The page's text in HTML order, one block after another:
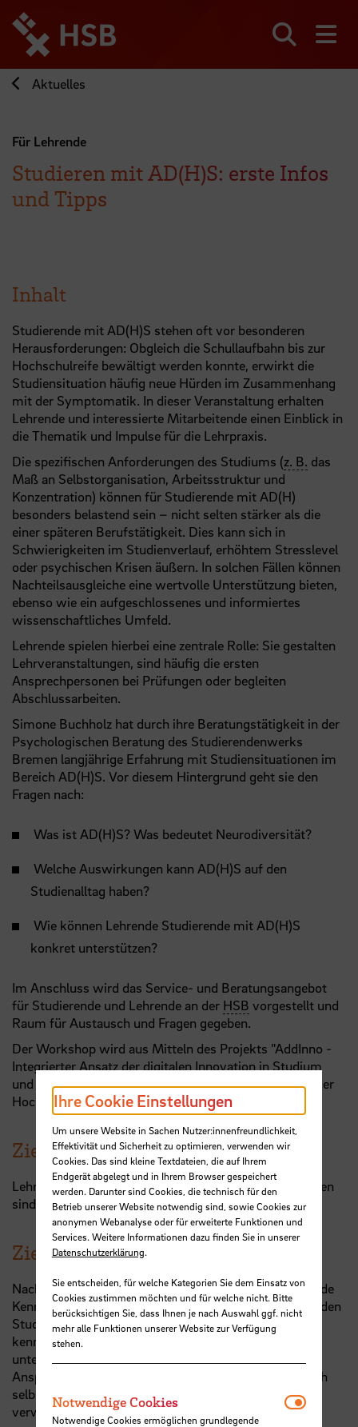
zum
Seiteninhalt
springen
Aktuelles
Für Lehrende
Studieren mit AD(H)S: erste Infos
und Tipps
Inhalt
Studierende mit AD(H)S stehen oft vor besonderen
Herausforderungen: Obgleich die Schullaufbahn bis zur
Hochschulreife bewältigt werden konnte, erwirkt die
Studiensituation häufig neue Hürden im Zusammenhang
mit der Symptomatik. In dieser Veranstaltung erhalten
Lehrende und interessierte Mitarbeitende einen Einblick in
die Thematik und Impulse für die Lehrpraxis.
Die spezifischen Anforderungen des Studiums (z. B. das
Maß an Selbstorganisation, Arbeitsstruktur und
Konzentration) können für Studierende mit AD(H)
besonders belastend sein – nicht selten stärker als die
einer späteren Berufstätigkeit. Dies kann sich in
Schwierigkeiten im Studienverlauf, erhöhtem Stresslevel
oder psychischen Krisen äußern. In solchen Fällen können
Nachteilsausgleiche eine wertvolle Unterstützung bieten,
ebenso wie ein aufgeschlossenes und informiertes
wissenschaftliches Umfeld.
Lehrende spielen hierbei eine zentrale Rolle: Sie gestalten
Lehrveranstaltungen, sind häufig die ersten
Ansprechpersonen bei Prüfungen oder begleiten
Abschlussarbeiten.
Simone Buchholz hat durch ihre Beratungstätigkeit in der
Psychologischen Beratung des Studierendenwerks
Bremen langjährige Erfahrung mit Studiensituationen im
Bereich AD(H)S. Vor diesem Hintergrund geht sie den
Fragen nach:
Was ist AD(H)S? Was bedeutet Neurodiversität?
Welche Auswirkungen kann AD(H)S auf den
Studienalltag haben?
Wie können Lehrende Studierende mit AD(H)S
konkret unterstützen?
Im Anschluss wird das Service- und Beratungsangebot
für Studierende und Lehrende an der HSB vorgestellt und
Raum für Austausch und Fragen gegeben.
Der Workshop wird aus Mitteln des Projekts "AddInno -
Integrierter Ansatz der digitalen Innovation in Studium
und Lehre" (gefördert von der "Stiftung Innovation in der
Hochschullehre") finanziert.
Zielgruppe
Lehrende aller Fakultäten. Interessierte Mitarbeiter:innen
sind herzlich willkommen.
Zielsetzung
Nach dem Workshop haben Teilnehmende grundlegende
Kenntnisse zu AD(H)S und können Auswirkungen auf den
Studienalltag einschätzen. Sie haben Strategien
kennengelernt, durch die sie Studierende mit AD(H)S
unterstützen können und wissen, an welche
Ansprechpartner:innen und Beratungsangebote sie sich
selbst wenden oder die betroffenen Studierenden
verweisen können.
Ihre Cookie Einstellungen
Um unsere Website in Sachen Nutzer:innenfreundlichkeit,
Effektivität und Sicherheit zu optimieren, verwenden wir
Cookies. Das sind kleine Textdateien, die auf Ihrem
Endgerät abgelegt und in Ihrem Browser gespeichert
werden. Darunter sind Cookies, die technisch für den
Betrieb unserer Website notwendig sind, sowie Cookies zur
anonymen Webanalyse oder für erweiterte Funktionen und
Services. Weitere Informationen dazu finden Sie in unserer
Datenschutzerklärung.
Sie entscheiden, für welche Kategorien Sie dem Einsatz von
Cookies zustimmen möchten und für welche nicht. Bitte
berücksichtigen Sie, dass Ihnen je nach Auswahl ggf. nicht
mehr alle Funktionen unserer Website zur Verfügung
stehen.
Notwendige Cookies
Notwendige Cookies ermöglichen grundlegende